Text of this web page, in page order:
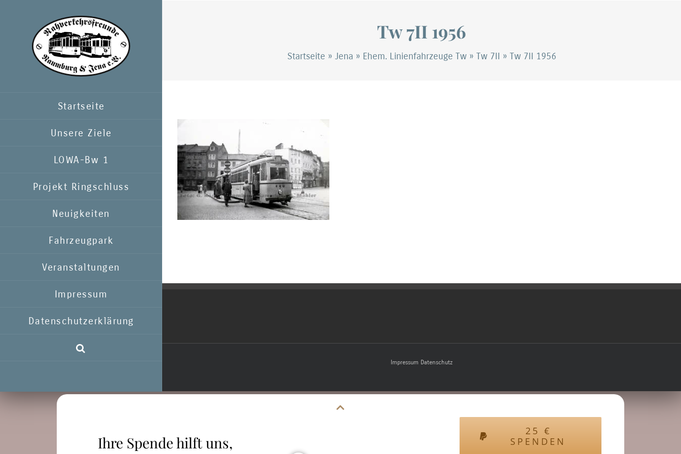
springen
Startseite
Unsere Ziele
LOWA-Bw 1
Projekt Ringschluss
Neuigkeiten
Fahrzeugpark
Veranstaltungen
Impressum
Datenschutzerklärung
Ihre Spende hilft uns,
25 €
SPENDEN
Tw 7II 1956
Startseite » Jena » Ehem. Linienfahrzeuge Tw» Tw 7II » Tw 7II 1956
Impressum Datenschutz